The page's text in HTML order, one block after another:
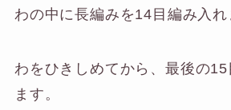
わの中に長編みを14目編み入れ
わをひきしめてから、最後の15
ます。